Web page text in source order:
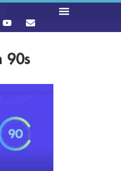
90s